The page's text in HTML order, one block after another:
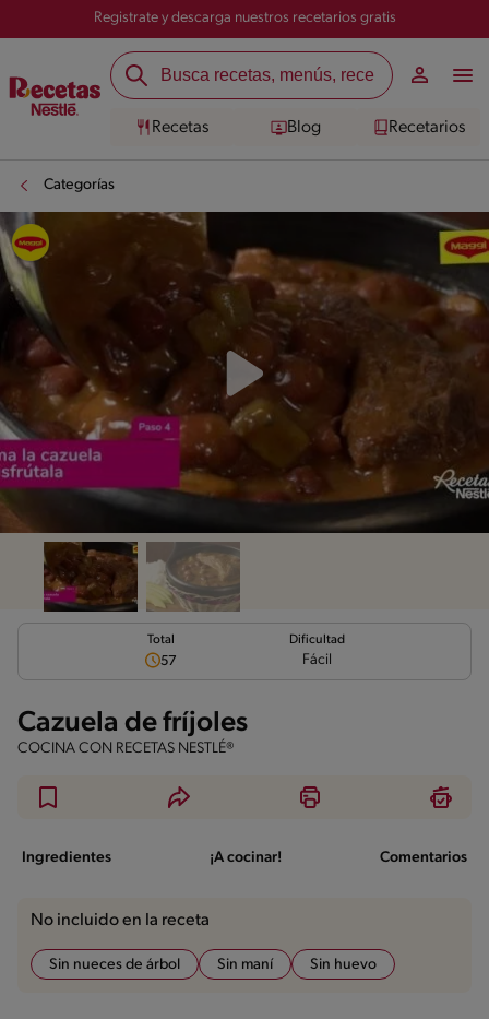
Registrate y descarga nuestros recetarios gratis
Recetas Blog Recetarios
Categorías
Total
57
Dificultad
Fácil
Cazuela de fríjoles
COCINA CON RECETAS NESTLÉ®
Ingredientes ¡A cocinar! Comentarios
No incluido en la receta
Sin nueces de árbol Sin maní Sin huevo